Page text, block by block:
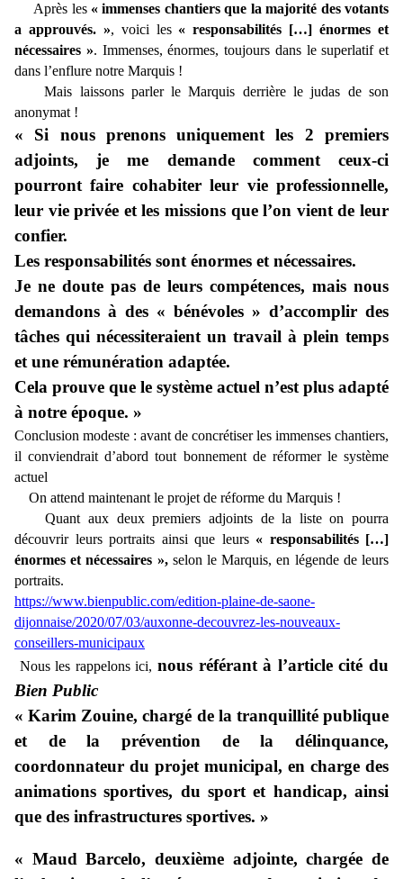
Après les « immenses chantiers que la majorité des votants
a approuvés. », voici les« responsabilités […] énormes et
nécessaires ». Immenses, énormes, toujours dans le superlatif et
dans l’enflure notre Marquis !
Mais laissons parler le Marquis derrière le judas de son
anonymat !
« Si nous prenons uniquement les 2 premiers
adjoints, je me demande comment ceux-ci
pourront faire cohabiter leur vie professionnelle,
leur vie privée et les missions que l’on vient de leur
confier.
Les responsabilités sont énormes et nécessaires.
Je ne doute pas de leurs compétences, mais nous
demandons à des « bénévoles » d’accomplir des
tâches qui nécessiteraient un travail à plein temps
et une rémunération adaptée.
Cela prouve que le système actuel n’est plus adapté
à notre époque. »
Conclusion modeste : avant de concrétiser les immenses chantiers,
il conviendrait d’abord tout bonnement de réformer le système
actuel
On attend maintenant le projet de réforme du Marquis !
Quant aux deux premiers adjoints de la liste on pourra
découvrir leurs portraits ainsi que leurs « responsabilités […]
énormes et nécessaires », selon le Marquis, en légende de leurs
portraits.
https://www.bienpublic.com/edition-plaine-de-saone-
dijonnaise/2020/07/03/auxonne-decouvrez-les-nouveaux-
conseillers-municipaux
Nous les rappelons ici,nous référant à l’article cité du
Bien Public
« Karim Zouine, chargé de la tranquillité publique
et de la prévention de la délinquance,
coordonnateur du projet municipal, en charge des
animations sportives, du sport et handicap, ainsi
que des infrastructures sportives. »
« Maud Barcelo, deuxième adjointe, chargée de